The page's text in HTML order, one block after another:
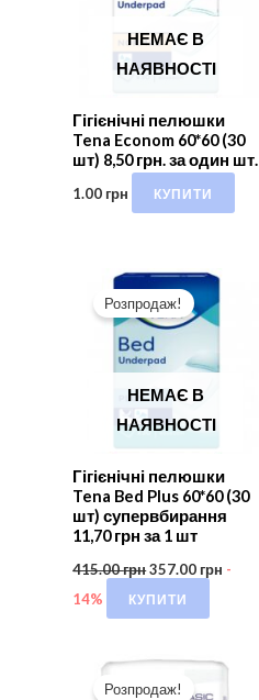
НЕМАЄ В
НАЯВНОСТІ
Гігієнічні пелюшки
Tena Econom 60*60 (30
шт) 8,50 грн. за один шт.
1.00 грн КУПИТИ
НЕМАЄ В
НАЯВНОСТІ
Розпродаж!
Гігієнічні пелюшки
Tena Bed Plus 60*60 (30
шт) супервбирання
11,70 грн за 1 шт
415.00грн357.00 грн -
14%
КУПИТИ
Розпродаж!